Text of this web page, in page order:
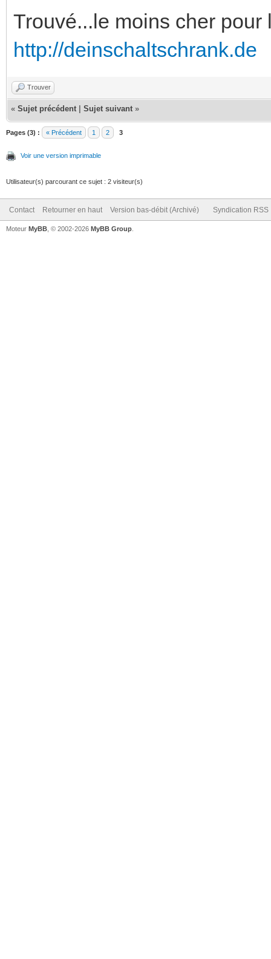
Trouvé...le moins cher pour
http://deinschaltschrank.de
Trouver
« Sujet précédent Sujet suivant »
Pages (3) : « Précédent 1 2 3
Voir une version imprimable
Utilisateur(s) parcourant ce sujet : 2 visiteur(s)
Contact Retourner en haut Version bas-débit (Archivé) Syndication RSS
Moteur MyBB , © 2002-2026 MyBB Group